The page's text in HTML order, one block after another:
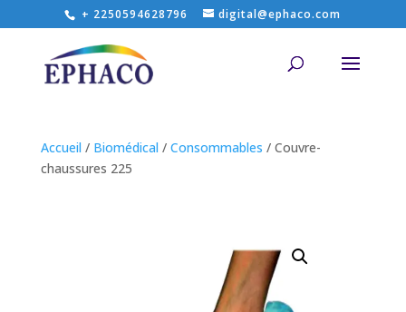
+ 2250594628796 digital@ephaco.com
Accueil / Biomédical / Consommables / Couvre-
chaussures 225